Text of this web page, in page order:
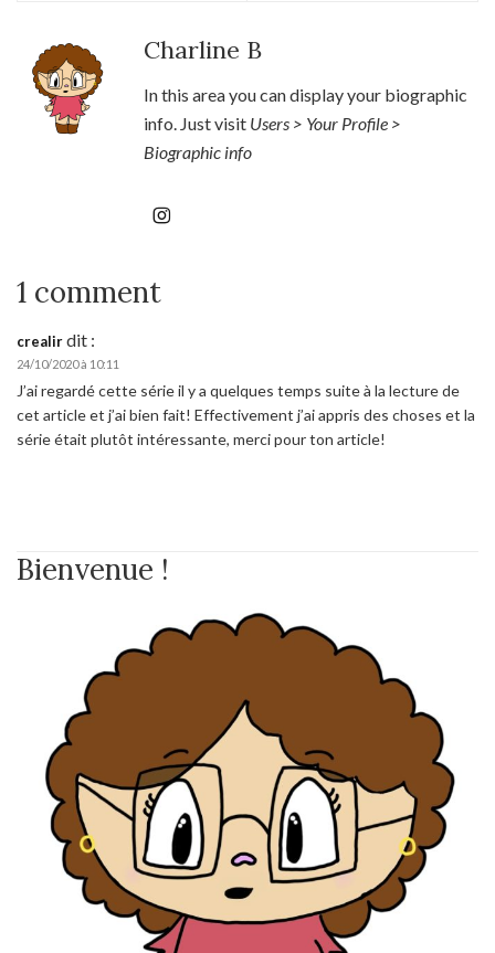
Charline B
In this area you can display your biographic
info. Just visit Users > Your Profile >
Biographic info
1 comment
crealirdit :
24/10/2020 à 10:11
J’ai regardé cette série il y a quelques temps suite à la lecture de
cet article et j’ai bien fait! Effectivement j’ai appris des choses et la
série était plutôt intéressante, merci pour ton article!
Bienvenue !